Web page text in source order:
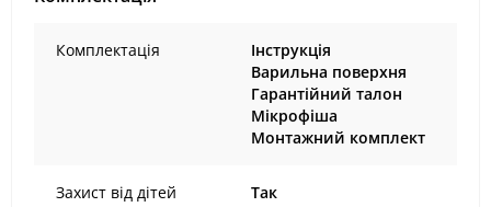
Комплектація
Інструкція
Варильна поверхня
Гарантійний талон
Мікрофіша
Монтажний комплект
Захист від дітей Так